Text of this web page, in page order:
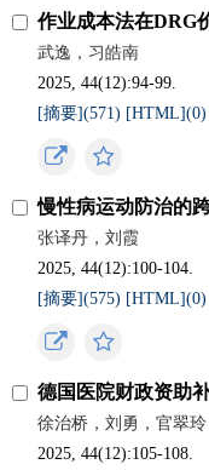
作业成本法在DRG
武逸，习皓南
2025, 44(12):94-99.
[摘要](571) [HTML](0)
慢性病运动防治的
张译丹，刘霞
2025, 44(12):100-104.
[摘要](575) [HTML](0)
德国医院财政资助
徐治桥，刘勇，官翠玲
2025, 44(12):105-108.